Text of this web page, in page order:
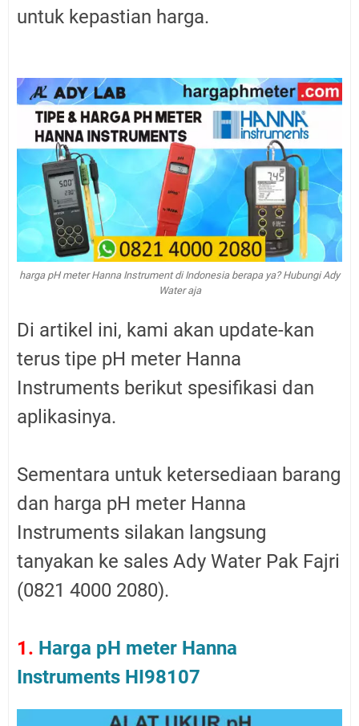
untuk kepastian harga.
harga pH meter Hanna Instrument di Indonesia berapa ya? Hubungi Ady
Water aja
Di artikel ini, kami akan update-kan
terus tipe pH meter Hanna
Instruments berikut spesifikasi dan
aplikasinya.
Sementara untuk ketersediaan barang
dan harga pH meter Hanna
Instruments silakan langsung
tanyakan ke sales Ady Water Pak Fajri
(0821 4000 2080).
1. Harga pH meter Hanna
Instruments HI98107